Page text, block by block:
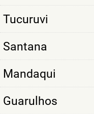
Tucuruvi
Santana
Mandaqui
Guarulhos